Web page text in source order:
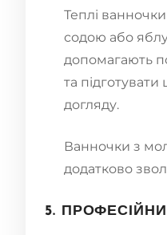
Теплі
содою або
допомагають
та
догляду.
Ванночки з
додатково
5.